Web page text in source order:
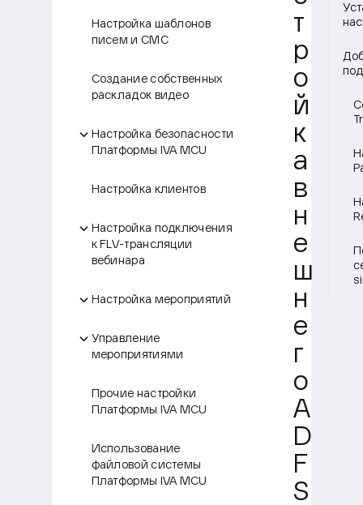
Настройка шаблонов
писем и СМС
Создание собственных
раскладок видео
Настройка безопасности
Платформы IVA MCU
Настройка клиентов
Настройка подключения
к FLV-трансляции
вебинара
Настройка мероприятий
Управление
мероприятиями
Прочие настройки
Платформы IVA MCU
Использование
файловой системы
Платформы IVA MCU
т
р
о
й
к
а
в
н
е
ш
н
е
г
о
A
D
F
S